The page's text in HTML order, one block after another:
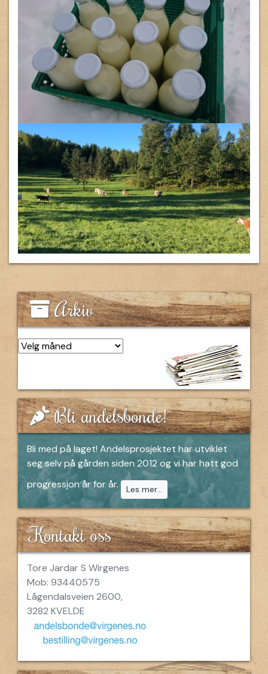
Arkiv
Bli andelsbonde!
Bli med på laget! Andelsprosjektet har utviklet
seg selv på gården siden 2012 og vi har hatt god
progressjon år for år.
Les mer...
Kontakt oss
Tore Jardar S Wirgenes
Mob: 93440575
Lågendalsveien 2600,
3282 KVELDE